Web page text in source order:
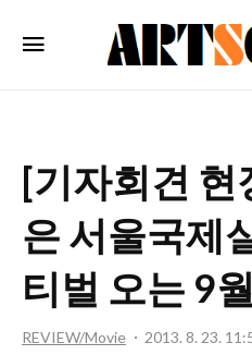
[기자회견 현
은 서울국제
티벌 오는 9
REVIEW/Movie 2013. 8. 23.